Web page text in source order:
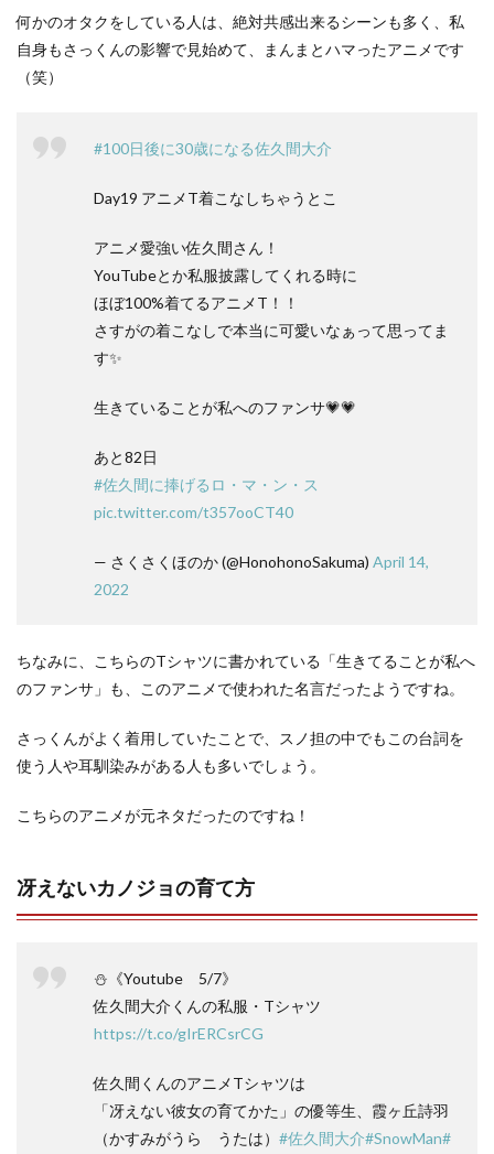
何かのオタクをしている人は、絶対共感出来るシーンも多く、私
自身もさっくんの影響で見始めて、まんまとハマったアニメです
（笑）
#100日後に30歳になる佐久間大介
Day19 アニメT着こなしちゃうとこ
アニメ愛強い佐久間さん！
YouTubeとか私服披露してくれる時に
ほぼ100%着てるアニメT！！
さすがの着こなしで本当に可愛いなぁって思ってま
す✨
生きていることが私へのファンサ💗💗
あと82日
#佐久間に捧げるロ・マ・ン・ス
pic.twitter.com/t357ooCT40
— さくさくほのか (@HonohonoSakuma) April 14,
2022
ちなみに、こちらのTシャツに書かれている「生きてることが私へ
のファンサ」も、このアニメで使われた名言だったようですね。
さっくんがよく着用していたことで、スノ担の中でもこの台詞を
使う人や耳馴染みがある人も多いでしょう。
こちらのアニメが元ネタだったのですね！
冴えないカノジョの育て方
⛄《Youtube 5/7》
佐久間大介くんの私服・Tシャツ
https://t.co/gIrERCsrCG
佐久間くんのアニメTシャツは
「冴えない彼女の育てかた」の優等生、霞ヶ丘詩羽
（かすみがうら うたは） #佐久間大介#SnowMan#